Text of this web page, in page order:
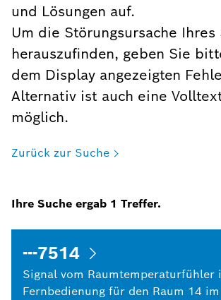
und Lösungen auf.
Um die Störungsursache Ihres
herauszufinden, geben Sie
dem Display angezeigten
Alternativ ist auch eine
möglich.
Zurück zur Suche
Ihre Suche ergab 1 Treffer.
---7514
Signal vom Raumtemperaturfühler
Fernbedienung für den Raum 14 im